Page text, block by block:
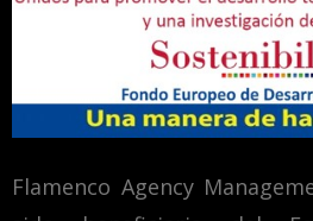
Flamenco Agency